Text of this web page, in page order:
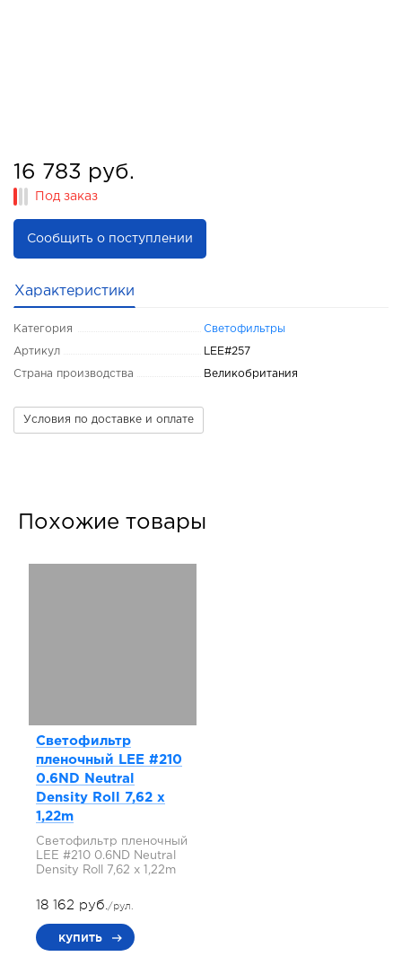
16 783 руб.
Под заказ
Сообщить о поступлении
Характеристики
Категория Светофильтры
Артикул LEE#257
Страна производства Великобритания
Условия по доставке и оплате
Похожие товары
Светофильтр
пленочный LEE #210
0.6ND Neutral
Density Roll 7,62 x
1,22m
Светофильтр пленочный
LEE #210 0.6ND Neutral
Density Roll 7,62 x 1,22m
18 162 руб./рул.
купить